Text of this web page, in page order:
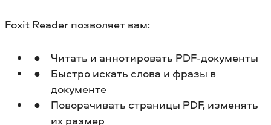
Foxit Reader позволяет вам:
Читать и аннотировать PDF-документы
Быстро искать слова и фразы в
документе
Поворачивать страницы PDF, изменять
их размер